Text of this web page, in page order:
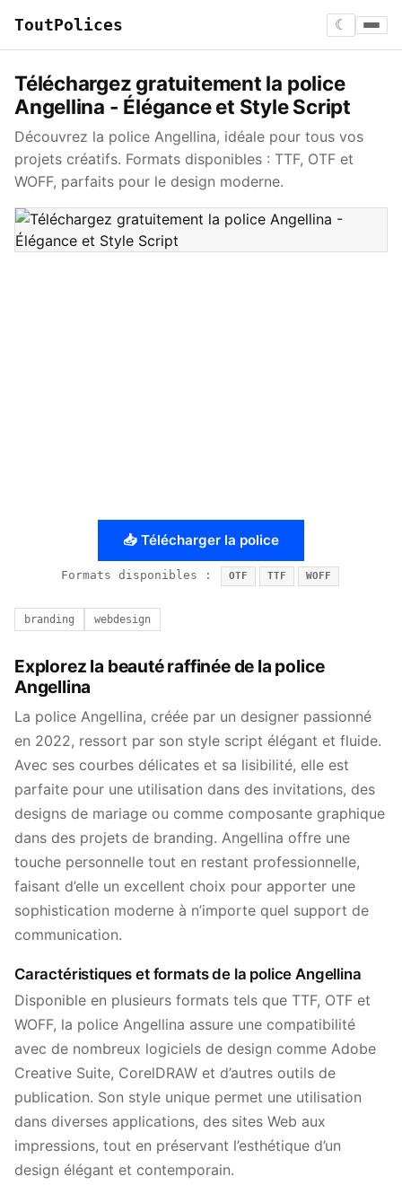
ToutPolices ☾
Téléchargez gratuitement la police
Angellina - Élégance et Style Script
Découvrez la police Angellina, idéale pour tous vos
projets créatifs. Formats disponibles : TTF, OTF et
WOFF, parfaits pour le design moderne.
📥 Télécharger la police
Formats disponibles : OTF TTF WOFF
branding webdesign
Explorez la beauté raffinée de la police
Angellina
La police Angellina, créée par un designer passionné
en 2022, ressort par son style script élégant et fluide.
Avec ses courbes délicates et sa lisibilité, elle est
parfaite pour une utilisation dans des invitations, des
designs de mariage ou comme composante graphique
dans des projets de branding. Angellina offre une
touche personnelle tout en restant professionnelle,
faisant d’elle un excellent choix pour apporter une
sophistication moderne à n’importe quel support de
communication.
Caractéristiques et formats de la police Angellina
Disponible en plusieurs formats tels que TTF, OTF et
WOFF, la police Angellina assure une compatibilité
avec de nombreux logiciels de design comme Adobe
Creative Suite, CorelDRAW et d’autres outils de
publication. Son style unique permet une utilisation
dans diverses applications, des sites Web aux
impressions, tout en préservant l’esthétique d’un
design élégant et contemporain.